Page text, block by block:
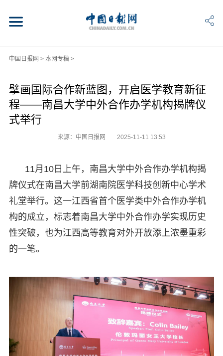
中国日报网 > 本网专稿>
擘画国际合作新蓝图，开启医学教育新征
程——南昌大学中外合作办学机构揭牌仪
式举行
来源：中国日报网 2025-11-11 13:53
11月10日上午，南昌大学中外合作办学机构揭
牌仪式在南昌大学前湖南院医学科技创新中心学术
礼堂举行。这一江西省首个医学类中外合作办学机
构的成立，标志着南昌大学中外合作办学实现历史
性突破，也为江西高等教育对外开放添上浓墨重彩
的一笔。